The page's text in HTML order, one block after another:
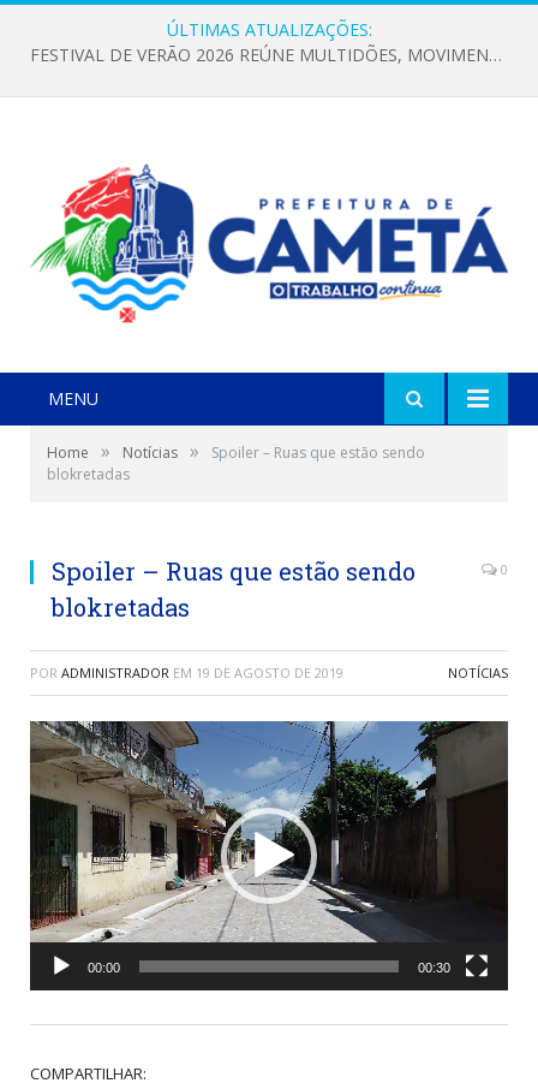
ÚLTIMAS ATUALIZAÇÕES:
FESTIVAL DE VERÃO 2026 REÚNE MULTIDÕES, MOVIMENTA A ECONOMIA E FORTALECE A CULTURA LOCAL
MENU
Home » Notícias »
Spoiler – Ruas que estão sendo
blokretadas
Spoiler – Ruas que estão sendo
blokretadas
0
POR ADMINISTRADOR EM 19 DE AGOSTO DE 2019 NOTÍCIAS
Tocador
de
vídeo
00:00 00:30
COMPARTILHAR: